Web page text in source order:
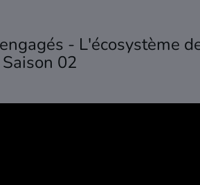
- L'écosystème
02